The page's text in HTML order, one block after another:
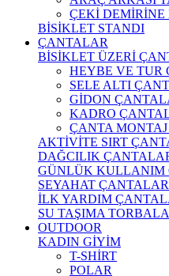
ÇEKİ
BİSİKLET STANDI
ÇANTALAR
BİSİKLET ÜZERİ
HEYBE VE TUR
SELE ALTI
GİDON
KADRO
ÇANTA
AKTİVİTE SIRT
DAĞCILIK
GÜNLÜK KULLANIM
SEYAHAT
İLK YARDIM
SU TAŞIMA
OUTDOOR
KADIN GİYİM
T-SHİRT
POLAR